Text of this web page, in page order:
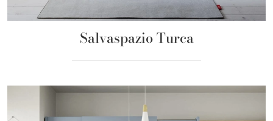
Salvaspazio Turca